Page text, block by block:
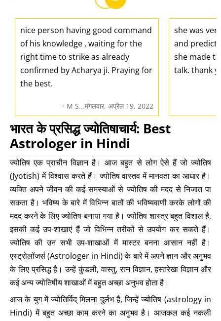
nice person having good command
of his knowledge , waiting for the
right time to strike as already
confirmed by Acharya ji. Praying for
the best.
- M S...मंगलवार, अप्रैल 19, 2022
she was
and
she made
talk. thank
भारत के प्रसिद्ध ज्योतिषाचार्य: Best
Astrologer in Hindi
ज्योतिष एक प्राचीन विज्ञान है। आज बहुत से लोग ऐसे हैं जो ज्योतिष
(Jyotish) में विश्वास करते हैं। ज्योतिष वास्तव में मानवता का आधार है।
व्यक्ति अपने जीवन की कई समस्याओं से ज्योतिष की मदद से निजात पा
सकता है। भविष्य के बारे में विभिन्न बातों की भविष्यवाणी करके लोगों की
मदद करने के लिए ज्योतिष बनाया गया है। ज्योतिष शास्त्र बहुत विशाल है,
इसकी कई उप-शाखाएं हैं जो विभिन्न तरीकों से उपयोग कर सकते हैं।
ज्योतिष की उन सभी उप-शाखाओं में मास्टर बनना आसान नहीं है।
एस्ट्रोलॉजर्स (Astrologer in Hindi) के बारे में अपने ज्ञान और अनुभव
के लिए प्रसिद्ध है। उन्हें कुंडली, वास्तु, रत्न विज्ञान, हस्तरेखा विज्ञान और
कई अन्य ज्योतिषीय शाखाओं में बहुत अच्छा अनुभव होता है।
आज के युग में ज्योतिर्विद् मिलना दुर्लभ है, जिन्हें ज्योतिष (astrology in
Hindi) में बहुत अच्छा काम करने का अनुभव है। आजकल कई नकली